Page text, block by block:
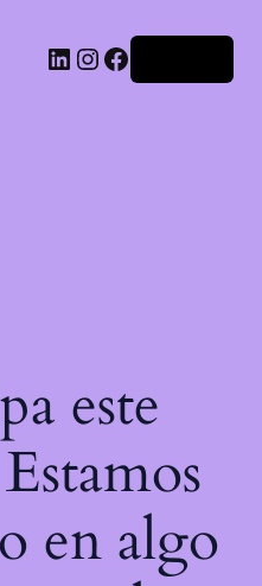
este
en algo